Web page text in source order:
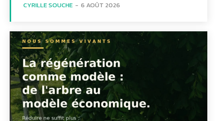
CYRILLE SOUCHE - 6 AOÛT 2026